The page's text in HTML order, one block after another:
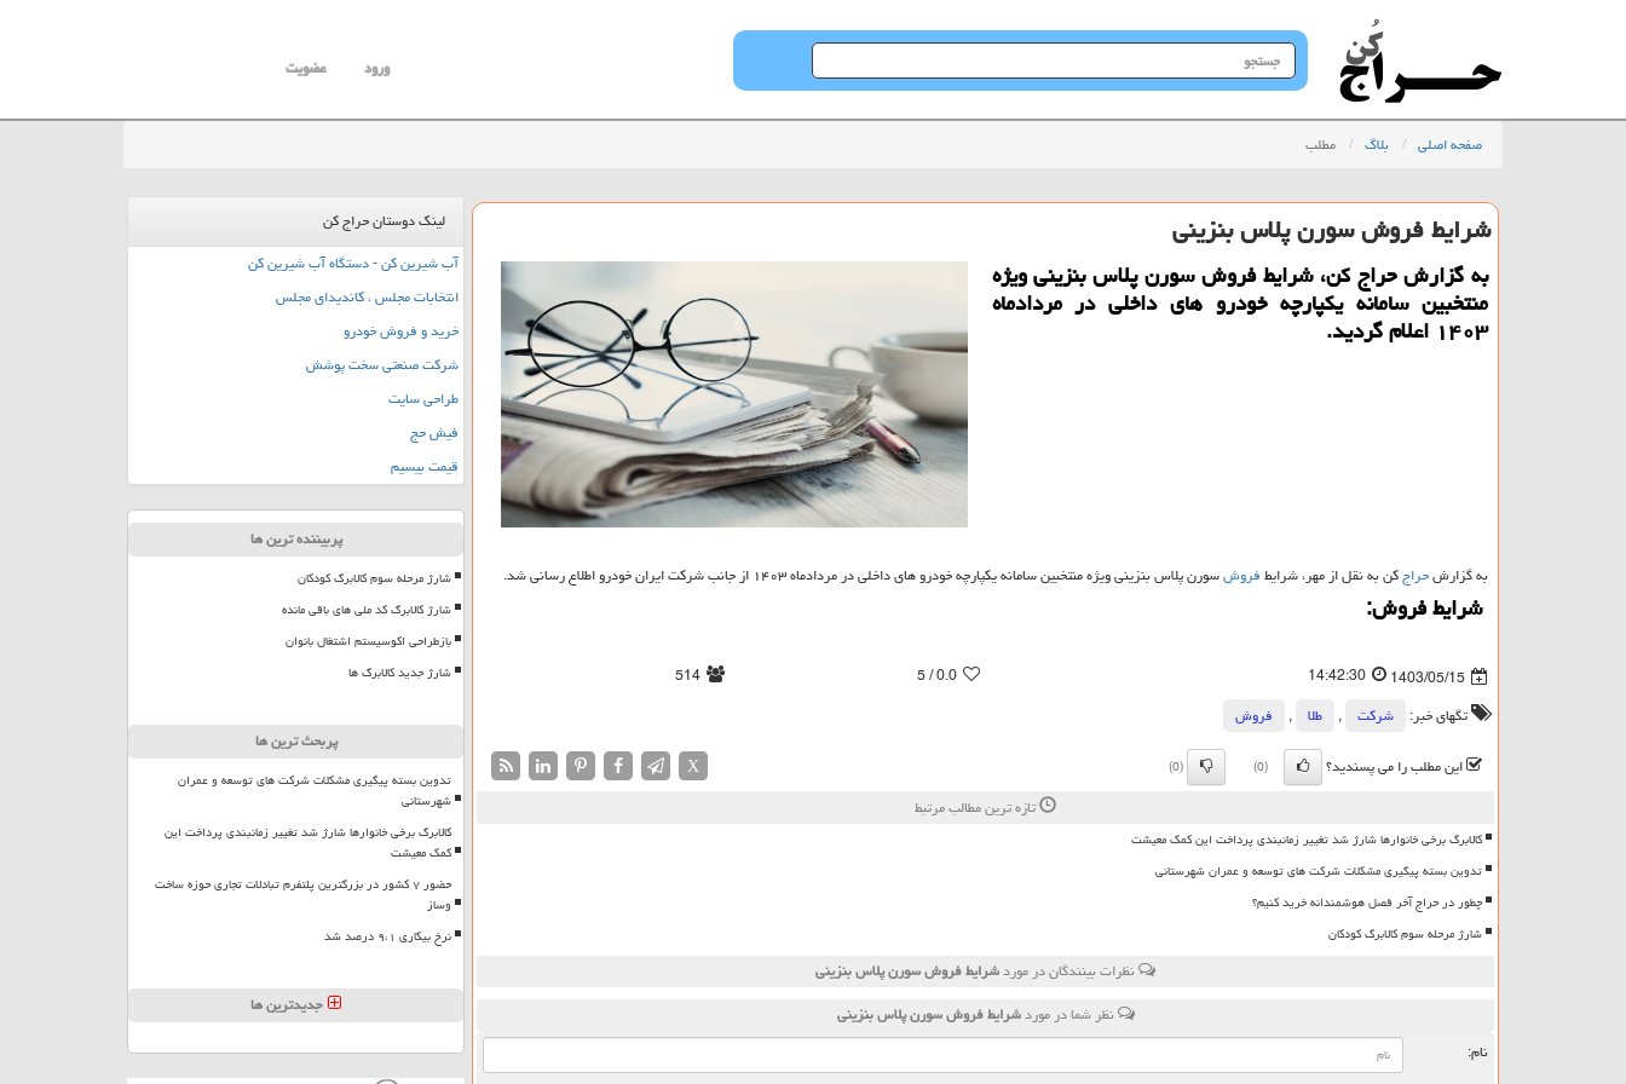
جستجو
در
ورود عضویت
صفحه اصلی بلاگ مطلب
شرایط فروش سورن پلاس بنزینی
به گزارش حراج کن، شرایط فروش سورن پلاس بنزینی ویژه
منتخبین سامانه یکپارچه خودرو های داخلی در مردادماه
۱۴۰۳ اعلام گردید.
به گزارشحراجکن به نقل از مهر، شرایطفروشسورن پلاس بنزینی ویژه منتخبین سامانه یکپارچه خودرو های داخلی در مردادماه ۱۴۰۳ از جانب شرکت ایران خودرو اطلاع رسانی شد.
شرایط فروش:
1403/05/15
14:42:30
0.0
/ 5
514
تگهای خبر:
شركت , طلا ,
فروش
این مطلب را می پسندید؟
(0)
(0)
X
تازه ترین مطالب مرتبط
کالابرگ برخی خانوارها شارژ شد تغییر زمانبندی پرداخت این کمک معیشت
تدوین بسته پیگیری مشکلات شرکت های توسعه و عمران شهرستانی
چطور در حراج آخر فصل هوشمندانه خرید کنیم؟
شارژ مرحله سوم کالابرگ کودکان
نظرات بینندگان در موردشرایط فروش سورن پلاس بنزینی
نظر شما در موردشرایط فروش سورن پلاس بنزینی
نام:
لینک دوستان حراج کن
آب شیرین کن - دستگاه آب شیرین کن
انتخابات مجلس ، کاندیدای مجلس
خرید و فروش خودرو
شرکت صنعتی سخت پوشش
طراحی سایت
فیش حج
قیمت بیسیم
پربیننده ترین ها
شارژ مرحله سوم کالابرگ کودکان
شارژ کالابرگ کد ملی های باقی مانده
بازطراحی اکوسیستم اشتغال بانوان
شارژ جدید کالابرگ ها
پربحث ترین ها
تدوین بسته پیگیری مشکلات شرکت های توسعه و عمران
شهرستانی
کالابرگ برخی خانوارها شارژ شد تغییر زمانبندی پرداخت این
کمک معیشت
حضور ۷ کشور در بزرگترین پلتفرم تبادلات تجاری حوزه ساخت
وساز
نرخ بیکاری ۹،۱ درصد شد
جدیدترین ها